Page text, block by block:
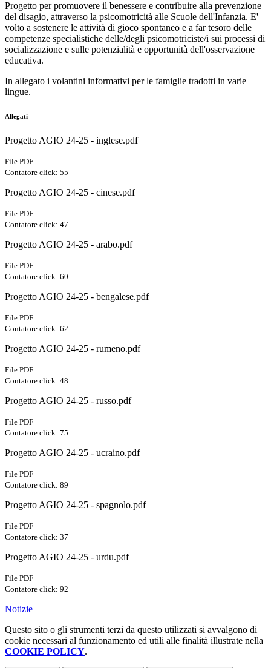
Progetto per promuovere il benessere e contribuire alla prevenzione
del disagio, attraverso la psicomotricità alle Scuole dell'Infanzia. E'
volto a sostenere le attività di gioco spontaneo e a far tesoro delle
competenze specialistiche delle/degli psicomotriciste/i sui processi di
socializzazione e sulle potenzialità e opportunità dell'osservazione
educativa.
In allegato i volantini informativi per le famiglie tradotti in varie
lingue.
Allegati
Progetto AGIO 24-25 - inglese.pdf
File PDF
Contatore click: 55
Progetto AGIO 24-25 - cinese.pdf
File PDF
Contatore click: 47
Progetto AGIO 24-25 - arabo.pdf
File PDF
Contatore click: 60
Progetto AGIO 24-25 - bengalese.pdf
File PDF
Contatore click: 62
Progetto AGIO 24-25 - rumeno.pdf
File PDF
Contatore click: 48
Progetto AGIO 24-25 - russo.pdf
File PDF
Contatore click: 75
Progetto AGIO 24-25 - ucraino.pdf
File PDF
Contatore click: 89
Progetto AGIO 24-25 - spagnolo.pdf
File PDF
Contatore click: 37
Progetto AGIO 24-25 - urdu.pdf
File PDF
Contatore click: 92
Notizie
Questo sito o gli strumenti terzi da questo utilizzati si avvalgono di
cookie necessari al funzionamento ed utili alle finalità illustrate nella
COOKIE POLICY.